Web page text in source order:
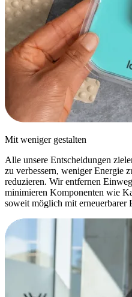
Mit weniger gestalten
Alle unsere Entscheidungen
zu verbessern, weniger Energie
reduzieren. Wir entfernen
minimieren Komponenten wie
soweit möglich mit erneuerbarer